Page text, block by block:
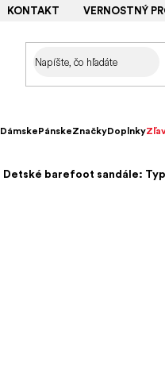
KONTAKT VERNOSTNÝ
DámskePánskeZnačkyDoplnky
Detské barefoot sandále: